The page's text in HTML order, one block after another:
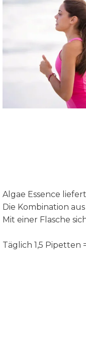
Algae Essence
Die Kombination
Mit einer Flasche
Täglich 1,5 Pipetten